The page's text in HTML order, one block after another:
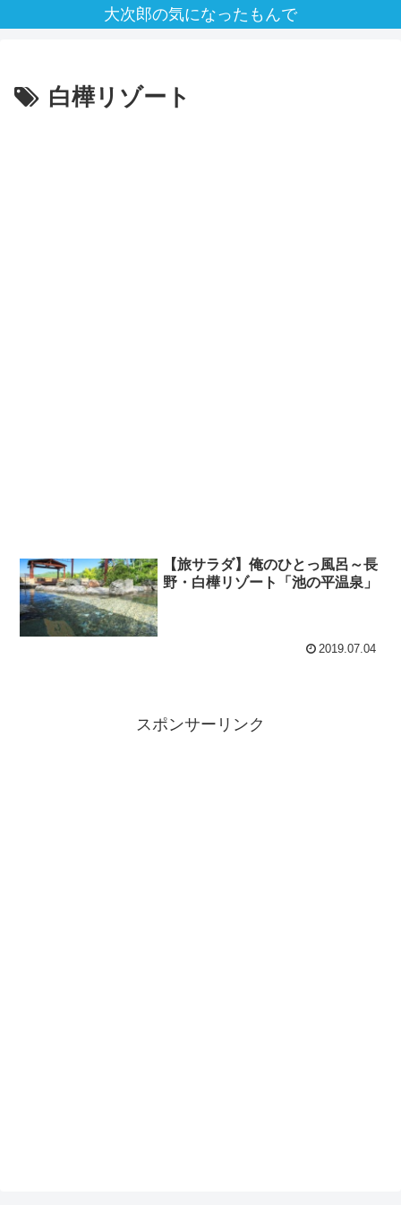
大次郎の気になったもんで
白樺リゾート
【旅サラダ】俺のひとっ風呂～長
野・白樺リゾート「池の平温泉」
2019.07.04
スポンサーリンク